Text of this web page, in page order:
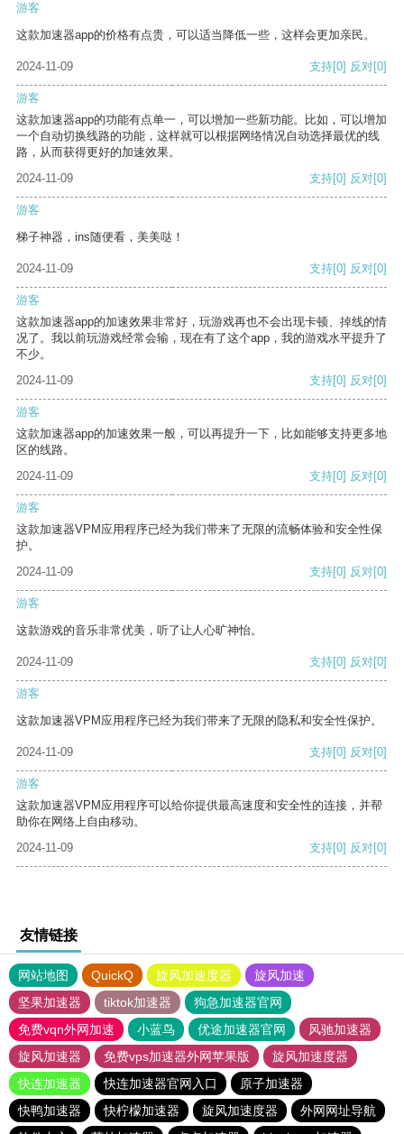
游客
这款加速器app的价格有点贵，可以适当降低一些，这样会更加亲民。
2024-11-09 支持[0] 反对[0]
游客
这款加速器app的功能有点单一，可以增加一些新功能。比如，可以增加
一个自动切换线路的功能，这样就可以根据网络情况自动选择最优的线
路，从而获得更好的加速效果。
2024-11-09
支持[0] 反对[0]
游客
梯子神器，ins随便看，美美哒！
2024-11-09 支持[0] 反对[0]
游客
这款加速器app的加速效果非常好，玩游戏再也不会出现卡顿、掉线的情
况了。我以前玩游戏经常会输，现在有了这个app，我的游戏水平提升了
不少。
2024-11-09
支持[0] 反对[0]
游客
这款加速器app的加速效果一般，可以再提升一下，比如能够支持更多地
区的线路。
2024-11-09
支持[0] 反对[0]
游客
这款加速器VPM应用程序已经为我们带来了无限的流畅体验和安全性保
护。
2024-11-09
支持[0] 反对[0]
游客
这款游戏的音乐非常优美，听了让人心旷神怡。
2024-11-09 支持[0] 反对[0]
游客
这款加速器VPM应用程序已经为我们带来了无限的隐私和安全性保护。
2024-11-09 支持[0] 反对[0]
游客
这款加速器VPM应用程序可以给你提供最高速度和安全性的连接，并帮
助你在网络上自由移动。
2024-11-09
支持[0] 反对[0]
友情链接
网站地图 QuickQ 旋风加速度器
旋风加速
坚果加速器
tiktok加速器
狗急加速器官网
免费vqn外网加速
小蓝鸟 优途加速器官网
风驰加速器
旋风加速器
免费vps加速器外网苹果版
旋风加速度器
快连加速器
快连加速器官网入口
原子加速器
快鸭加速器
快柠檬加速器 旋风加速度器
外网网址导航